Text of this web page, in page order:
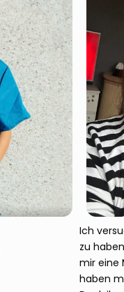
Ich
zu
mir eine
haben